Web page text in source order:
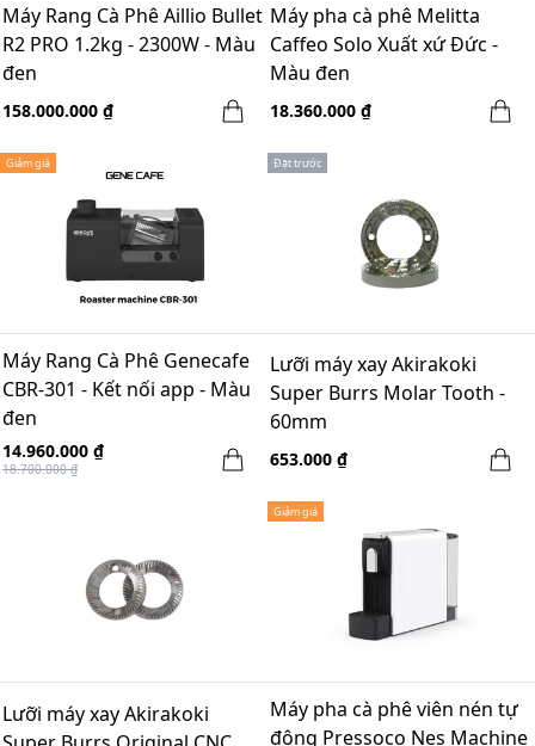
Máy Rang Cà Phê Aillio Bullet
R2 PRO 1.2kg - 2300W - Màu
đen
158.000.000 ₫
Máy pha cà phê Melitta
Caffeo Solo Xuất xứ Đức -
Màu đen
18.360.000 ₫
Giảm giá
Máy Rang Cà Phê Genecafe
CBR-301 - Kết nối app - Màu
đen
14.960.000 ₫
18.700.000 ₫
Đặt trước
Lưỡi máy xay Akirakoki
Super Burrs Molar Tooth -
60mm
653.000 ₫
Lưỡi máy xay Akirakoki
Giảm giá
Máy pha cà phê viên nén tự
động Pressoco Nes Machine